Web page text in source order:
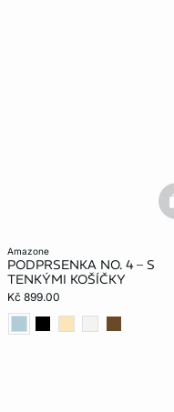
amazone
PODPRSENKA NO. 4 – S
TENKÝMI KOŠÍČKY
Kč 899.00